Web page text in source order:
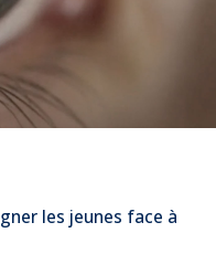
par la Jeunesse
aux jeux d’argent en
les jeunes face à